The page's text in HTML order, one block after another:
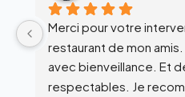
Équipe super clean !